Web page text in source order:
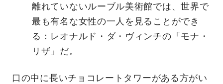
離れていないルーブル美術館では、世界で
最も有名な女性の一人を見ることができ
る：レオナルド・ダ・ヴィンチの「モナ・
リザ」だ。
口の中に長いチョコレートタワーがある方がい